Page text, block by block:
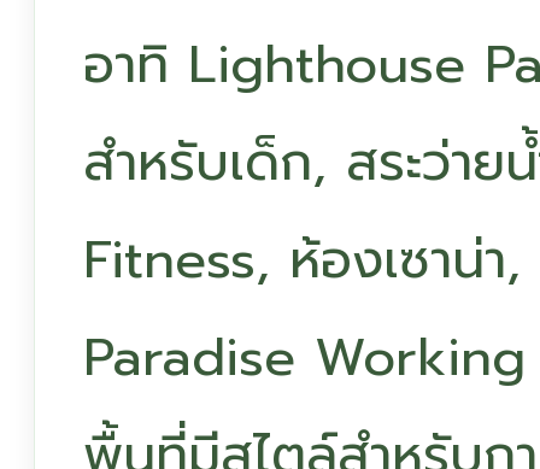
อาทิ Lighthouse
สำหรับเด็ก, สระว่า
Fitness, ห้องเซาน่
Paradise